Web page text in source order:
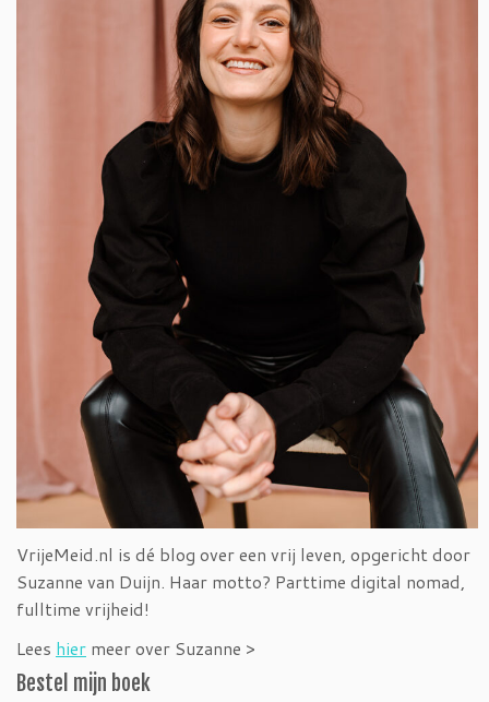
VrijeMeid.nl is dé blog over een vrij leven, opgericht door
Suzanne van Duijn. Haar motto? Parttime digital nomad,
fulltime vrijheid!
Lees hier meer over Suzanne >
Bestel mijn boek